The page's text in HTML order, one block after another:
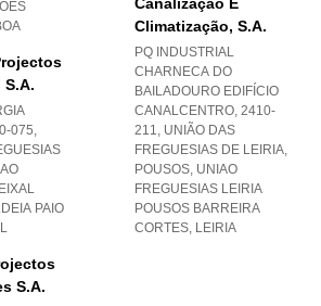
S.a.
075,
PAIO
S.a.
Climatização, S.a.
PQ INDUSTRIAL
CHARNECA DO
BAILADOURO EDIFÍCIO
CANALCENTRO, 2410-
211, UNIÃO DAS
FREGUESIAS DE LEIRIA,
POUSOS, UNIAO
FREGUESIAS LEIRIA
POUSOS BARREIRA
CORTES, LEIRIA